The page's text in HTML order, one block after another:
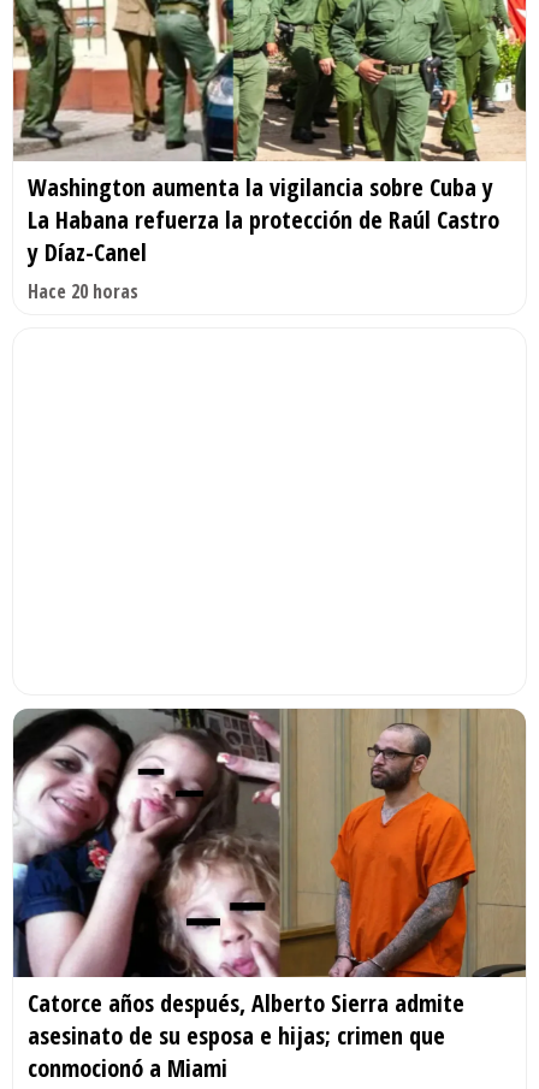
Washington aumenta la vigilancia sobre Cuba y
La Habana refuerza la protección de Raúl Castro
y Díaz-Canel
Hace 20 horas
Catorce años después, Alberto Sierra admite
asesinato de su esposa e hijas; crimen que
conmocionó a Miami